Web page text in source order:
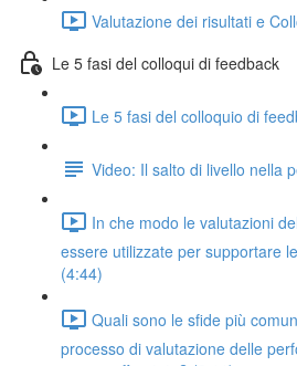
Valutazione dei risultati e
Le 5 fasi del colloqui di feedback
Le 5 fasi del colloquio di
Video: Il salto di livello nella
In che modo le valutazioni
essere utilizzate per supportare
(4:44)
Quali sono le sfide più
processo di valutazione delle